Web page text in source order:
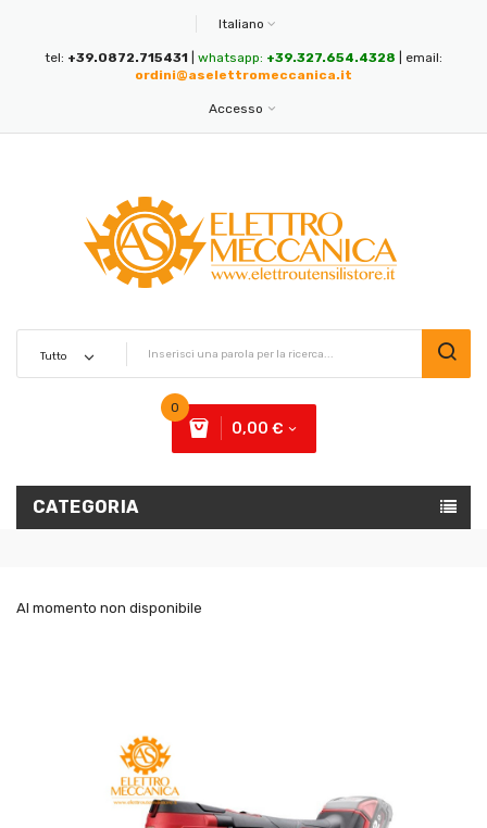
Italiano
tel: +39.0872.715431 whatsapp: +39.327.654.4328 | email:
ordini@aselettromeccanica.it
Accesso
0
0,00 €
CATEGORIA
Al momento non disponibile